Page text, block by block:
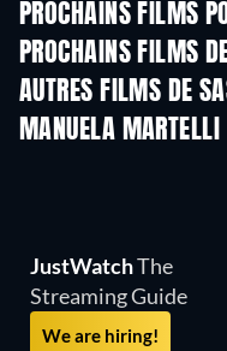
PROCHAINS FILMS
PROCHAINS FILMS
AUTRES FILMS DE
MANUELA MARTELLI
JustWatchThe
Streaming Guide
We are hiring!